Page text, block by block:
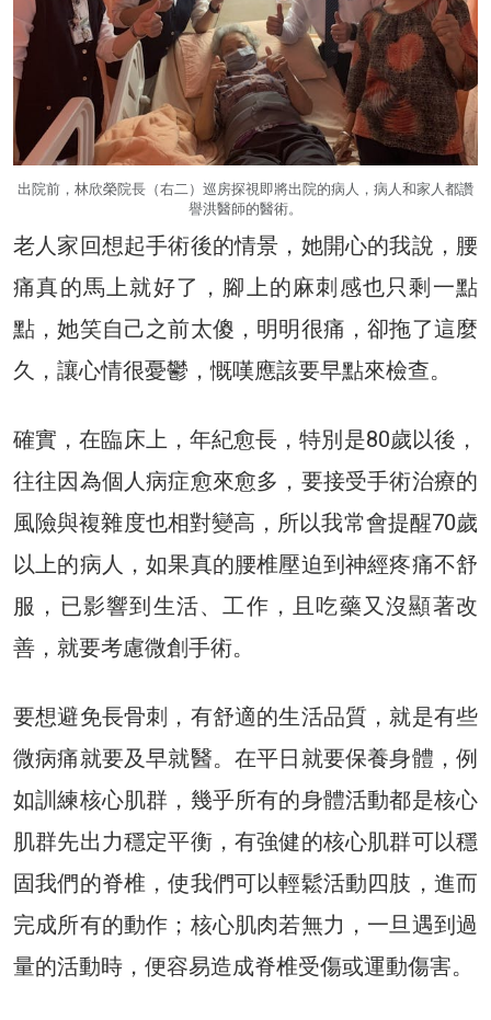
出院前，林欣榮院長（右二）巡房探視即將出院的病人，病人和家人都讚
譽洪醫師的醫術。
老人家回想起手術後的情景，她開心的我說，腰
痛真的馬上就好了，腳上的麻刺感也只剩一點
點，她笑自己之前太傻，明明很痛，卻拖了這麼
久，讓心情很憂鬱，慨嘆應該要早點來檢查。
確實，在臨床上，年紀愈長，特別是80歲以後，
往往因為個人病症愈來愈多，要接受手術治療的
風險與複雜度也相對變高，所以我常會提醒70歲
以上的病人，如果真的腰椎壓迫到神經疼痛不舒
服，已影響到生活、工作，且吃藥又沒顯著改
善，就要考慮微創手術。
要想避免長骨刺，有舒適的生活品質，就是有些
微病痛就要及早就醫。在平日就要保養身體，例
如訓練核心肌群，幾乎所有的身體活動都是核心
肌群先出力穩定平衡，有強健的核心肌群可以穩
固我們的脊椎，使我們可以輕鬆活動四肢，進而
完成所有的動作；核心肌肉若無力，一旦遇到過
量的活動時，便容易造成脊椎受傷或運動傷害。